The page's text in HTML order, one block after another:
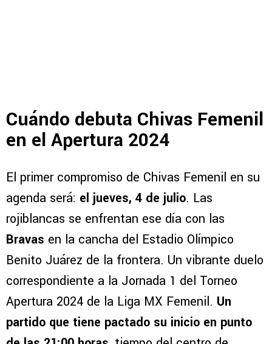
Cuándo debuta Chivas Femenil
en el Apertura 2024
El primer compromiso de Chivas Femenil en su
agenda será: el jueves, 4 de julio. Las
rojiblancas se enfrentan ese día con las
Bravas en la cancha del Estadio Olímpico
Benito Juárez de la frontera. Un vibrante duelo
correspondiente a la Jornada 1 del Torneo
Apertura 2024 de la Liga MX Femenil. Un
partido que tiene pactado su inicio en punto